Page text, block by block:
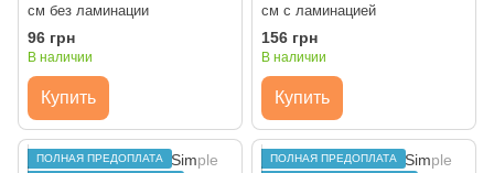
см без ламинации
96 грн
В наличии
Купить
см с ламинацией
156 грн
В наличии
Купить
ПОЛНАЯ ПРЕДОПЛАТА
ПОЛНАЯ ПРЕДОПЛАТА